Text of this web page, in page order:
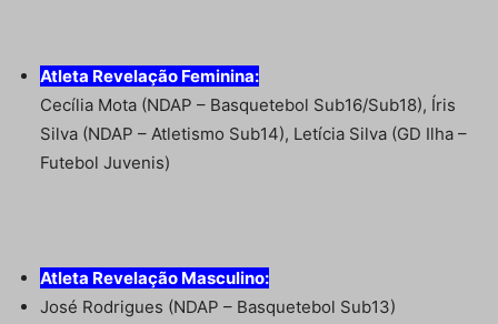
Atleta Revelação Feminina:
Cecília Mota (NDAP – Basquetebol Sub16/Sub18), Íris
Silva (NDAP – Atletismo Sub14), Letícia Silva (GD Ilha –
Futebol Juvenis)
Atleta Revelação Masculino:
José Rodrigues (NDAP – Basquetebol Sub13)